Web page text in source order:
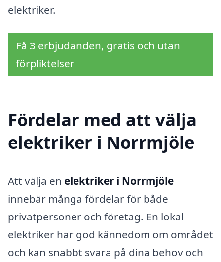
elektriker.
Få 3 erbjudanden, gratis och utan
förpliktelser
Fördelar med att välja
elektriker i Norrmjöle
Att välja en elektriker i Norrmjöle
innebär många fördelar för både
privatpersoner och företag. En lokal
elektriker har god kännedom om området
och kan snabbt svara på dina behov och